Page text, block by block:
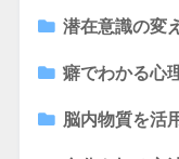
潜在意識の変
癖でわかる心
脳内物質を活